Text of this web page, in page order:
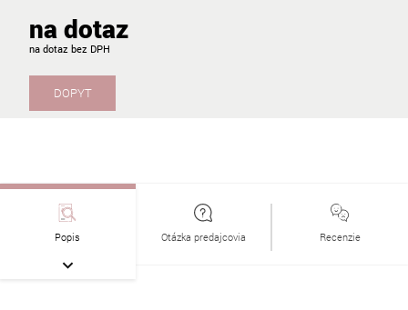
na dotaz
na dotaz
DOPYT
Popis Otázka predajcovia Recenzie